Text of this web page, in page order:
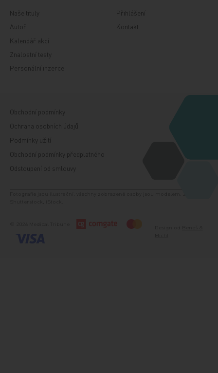
Naše tituly
Autoři
Kalendář akcí
Znalostní testy
Personální inzerce
Přihlášení
Kontakt
Obchodní podmínky
Ochrana osobních údajů
Podmínky užití
Obchodní podmínky předplatného
Odstoupení od smlouvy